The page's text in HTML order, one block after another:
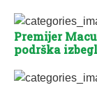
Premijer
podrška